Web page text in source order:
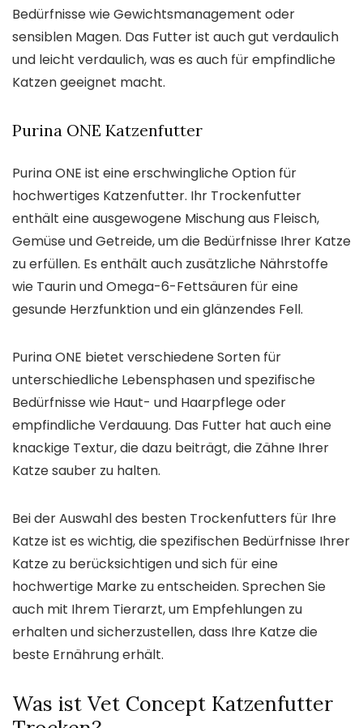
Bedürfnisse wie Gewichtsmanagement oder
sensiblen Magen. Das Futter ist auch gut verdaulich
und leicht verdaulich, was es auch für empfindliche
Katzen geeignet macht.
Purina ONE Katzenfutter
Purina ONE ist eine erschwingliche Option für
hochwertiges Katzenfutter. Ihr Trockenfutter
enthält eine ausgewogene Mischung aus Fleisch,
Gemüse und Getreide, um die Bedürfnisse Ihrer Katze
zu erfüllen. Es enthält auch zusätzliche Nährstoffe
wie Taurin und Omega-6-Fettsäuren für eine
gesunde Herzfunktion und ein glänzendes Fell.
Purina ONE bietet verschiedene Sorten für
unterschiedliche Lebensphasen und spezifische
Bedürfnisse wie Haut- und Haarpflege oder
empfindliche Verdauung. Das Futter hat auch eine
knackige Textur, die dazu beiträgt, die Zähne Ihrer
Katze sauber zu halten.
Bei der Auswahl des besten Trockenfutters für Ihre
Katze ist es wichtig, die spezifischen Bedürfnisse Ihrer
Katze zu berücksichtigen und sich für eine
hochwertige Marke zu entscheiden. Sprechen Sie
auch mit Ihrem Tierarzt, um Empfehlungen zu
erhalten und sicherzustellen, dass Ihre Katze die
beste Ernährung erhält.
Was ist Vet Concept Katzenfutter